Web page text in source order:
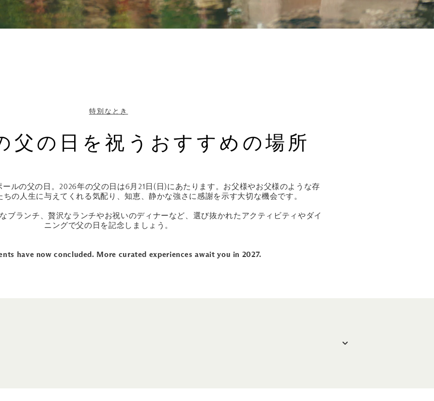
特別なとき
の日を祝うおすすめの場所
ルの父の日。2026年の父の日は6月21日(日)にあたります。お父様やお父様のような存
の人生に与えてくれる気配り、知恵、静かな強さに感謝を示す大切な機会です。
ブランチ、贅沢なランチやお祝いのディナーなど、選び抜かれたアクティビティやダイ
ニングで父の日を記念しましょう。
have now concluded. More curated experiences await you in 2027.